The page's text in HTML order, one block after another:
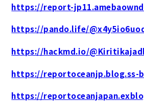
https://report-
https://pando.life/
https://hackmd.io/
https://reportoceanjp.blog.ss-
https://